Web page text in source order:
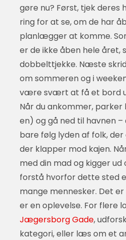
gøre nu? Først, tjek deres
ring for at se, om de har
planlægger at komme.
er de ikke åben hele året,
dobbelttjekke. Næste
om sommeren og i
være svært at få et bord
Når du ankommer, parker
en) og gå ned til havnen –
bare følg lyden af folk,
der klapper mod kajen.
med din mad og kigger ud
forstå hvorfor dette sted
mange mennesker. Det
er en oplevelse. For flere
Jægersborg Gade,
kategori, eller læs om et